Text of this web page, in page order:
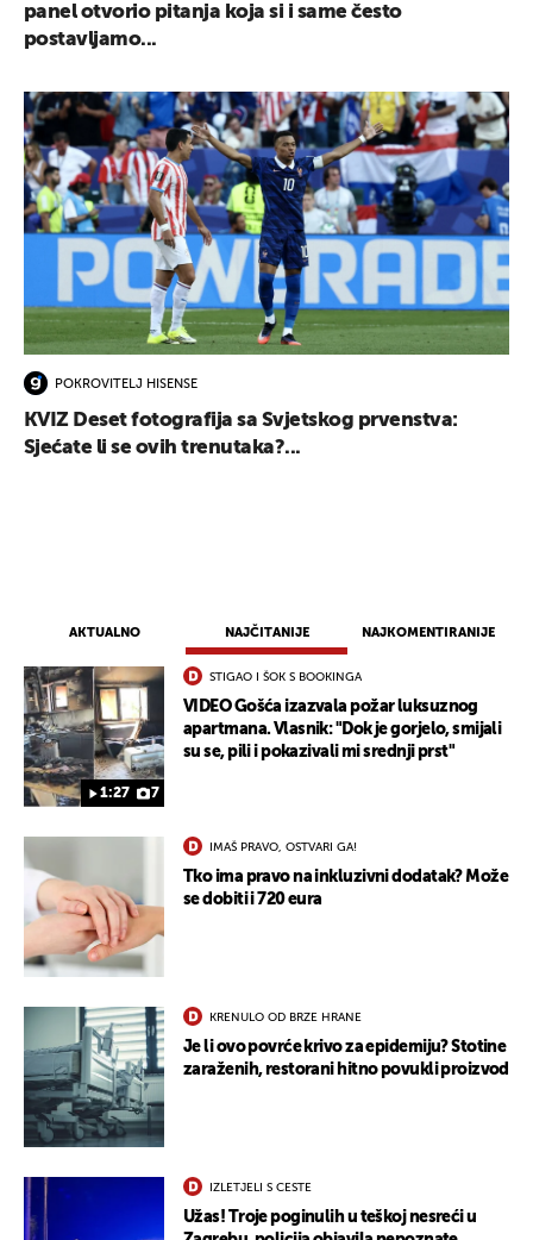
AKTUALNO NAJČITANIJE NAJKOMENTIRANIJE
1:27 7
STIGAO I ŠOK S BOOKINGA
VIDEO Gošća izazvala požar luksuznog
apartmana. Vlasnik: "Dok je gorjelo, smijali
su se, pili i pokazivali mi srednji prst"
IMAŠ PRAVO, OSTVARI GA!
Tko ima pravo na inkluzivni dodatak? Može
se dobiti i 720 eura
KRENULO OD BRZE HRANE
Je li ovo povrće krivo za epidemiju? Stotine
zaraženih, restorani hitno povukli proizvod
IZLETJELI S CESTE
Užas! Troje poginulih u teškoj nesreći u
panel otvorio pitanja koja si i same često
postavljamo...
POKROVITELJ HISENSE
KVIZ Deset fotografija sa Svjetskog prvenstva:
Sjećate li se ovih trenutaka?...